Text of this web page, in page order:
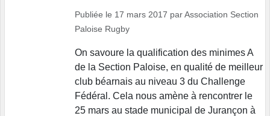
Publiée le 17 mars 2017 parAssociation Section
Paloise Rugby
On savoure la qualification des minimes A
de la Section Paloise, en qualité de meilleur
club béarnais au niveau 3 du Challenge
Fédéral. Cela nous amène à rencontrer le
25 mars au stade municipal de Jurançon à